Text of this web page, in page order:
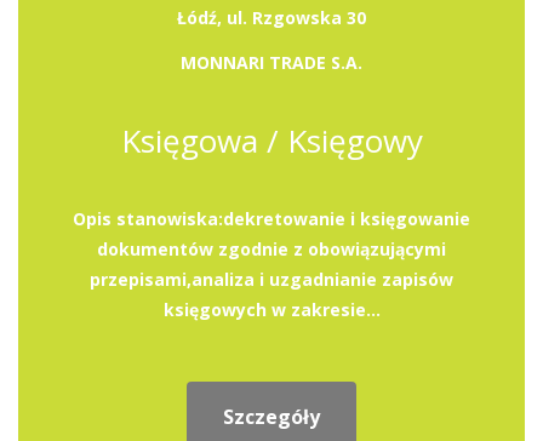
Łódź, ul. Rzgowska 30
MONNARI TRADE S.A.
Księgowa / Księgowy
Opis stanowiska:dekretowanie i księgowanie
dokumentów zgodnie z obowiązującymi
przepisami,analiza i uzgadnianie zapisów
księgowych w zakresie...
Szczegóły